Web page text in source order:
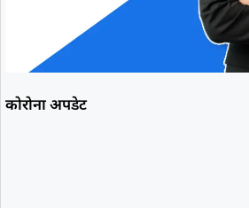
कोरोना अपडेट